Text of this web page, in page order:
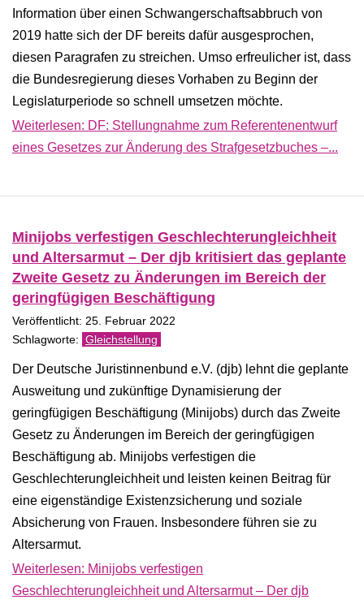
Information über einen Schwangerschaftsabbruch von
2019 hatte sich der DF bereits dafür ausgesprochen,
diesen Paragrafen zu streichen. Umso erfreulicher ist, dass
die Bundesregierung dieses Vorhaben zu Beginn der
Legislaturperiode so schnell umsetzen möchte.
Weiterlesen: DF: Stellungnahme zum Referentenentwurf
eines Gesetzes zur Änderung des Strafgesetzbuches –...
Minijobs verfestigen Geschlechterungleichheit
und Altersarmut – Der djb kritisiert das geplante
Zweite Gesetz zu Änderungen im Bereich der
geringfügigen Beschäftigung
Veröffentlicht: 25. Februar 2022
Gleichstellung
Der Deutsche Juristinnenbund e.V. (djb) lehnt die geplante
Ausweitung und zukünftige Dynamisierung der
geringfügigen Beschäftigung (Minijobs) durch das Zweite
Gesetz zu Änderungen im Bereich der geringfügigen
Beschäftigung ab. Minijobs verfestigen die
Geschlechterungleichheit und leisten keinen Beitrag für
eine eigenständige Existenzsicherung und soziale
Absicherung von Frauen. Insbesondere führen sie zu
Altersarmut.
Weiterlesen: Minijobs verfestigen
Geschlechterungleichheit und Altersarmut – Der djb